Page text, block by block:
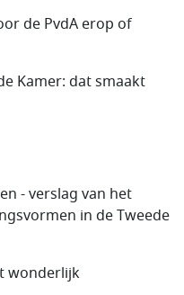
de PvdA erop of
Kamer: dat smaakt
- verslag van het
in de Tweede
wonderlijk